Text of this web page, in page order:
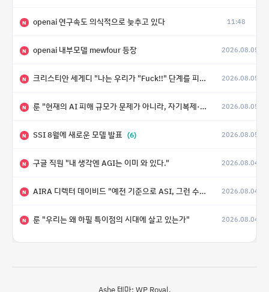
N openai 연구속도 의식적으로 늦추고 있다 11:48
N openai 내부모델 mewfour 등장 2026.08.05
N 크리스티안 세게디 "나는 우리가 "Fuck!!" 단계를 피할 수 있기를 바랄 뿐" 2026.08.05
N 룬 "현재의 AI 피해 규모가 문제가 아니라, 자기복제·탈출·확산이 가능한 지능형 시스템의 피해에는 이론적으로 상한이 없다는 것이 문제" 2026.08.05
N SSI 8월에 새로운 모델 발표 (6) 2026.08.05
N 구글 직원 "내 생각엔 AGI는 이미 와 있다." 2026.08.04
N AIRA 디렉터 데이비드 "예전 기준으로 ASI, 그런 수준은 바로 다음 분기에 온다" 2026.08.04
N 룬 "우리는 왜 하필 특이점의 시대에 살고 있는가" 2026.08.04
Ashe 테마: WP Royal.